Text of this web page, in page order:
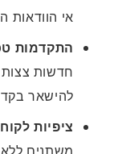
אי הוודאות
התקדמות
חדשות
להישאר
ציפיות